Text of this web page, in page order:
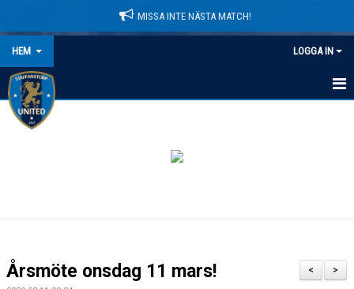
MISSA INTE NÄSTA MATCH!
HEM LOGGA IN
HEM
DOMARINFORMATION
>
<
Årsmöte onsdag 11 mars!